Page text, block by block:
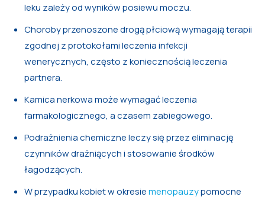
leku zależy od wyników posiewu moczu.
Choroby przenoszone drogą płciową wymagają terapii
zgodnej z protokołami leczenia infekcji
wenerycznych, często z koniecznością leczenia
partnera.
Kamica nerkowa może wymagać leczenia
farmakologicznego, a czasem zabiegowego.
Podrażnienia chemiczne leczy się przez eliminację
czynników drażniących i stosowanie środków
łagodzących.
W przypadku kobiet w okresiemenopauzypomocne